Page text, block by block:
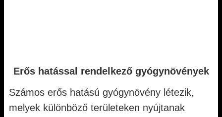
Erős hatással rendelkező gyógynövények
Számos erős hatású gyógynövény létezik,
melyek különböző területeken nyújtanak